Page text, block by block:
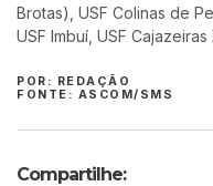
Brotas), USF Colinas de
USF Imbuí, USF
POR: REDAÇÃO
FONTE: ASCOM/SMS
Compartilhe: